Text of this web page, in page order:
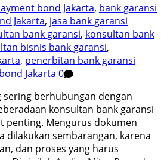
bond Jakarta, bank garansi
Jakarta, jasa bank garansi
bank garansi, konsultan bank
bisnis bank garansi,
, penerbitan bank garansi
Jakarta 0
sering berhubungan dengan
konsultan bank garansi
penting. Mengurus dokumen
dilakukan sembarangan, karena
dan proses yang harus